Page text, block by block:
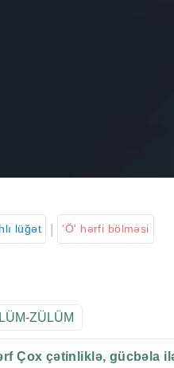
lüğət 'Ö' hərfi bölməsi
ZÜLÜM
Çox çətinliklə, gücbəla